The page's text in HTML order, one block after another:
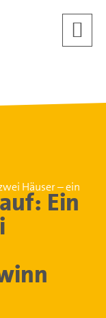
Häuser – ein
Ein